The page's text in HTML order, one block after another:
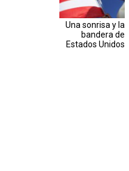
Una sonrisa y la
bandera de
Estados Unidos